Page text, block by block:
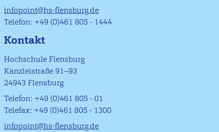
infopoint@hs-flensburg.de
Telefon: +49 (0)461 805 - 1444
Kontakt
Hochschule Flensburg
Kanzleistraße 91–93
24943 Flensburg
Telefon: +49 (0)461 805 - 01
Telefax: +49 (0)461 805 - 1300
infopoint@hs-flensburg.de